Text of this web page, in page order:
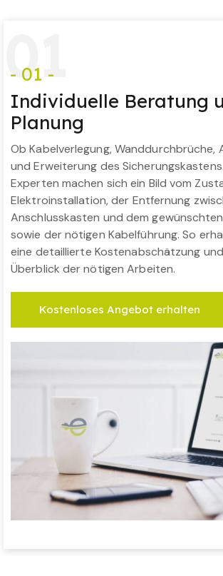
01
- 01 -
Individuelle Beratung
Planung
Ob Kabelverlegung, Wanddurchbrüche,
und Erweiterung des
Experten machen sich ein Bild vom
Elektroinstallation, der Entfernung
Anschlusskasten und dem
sowie der nötigen Kabelführung. So
eine detaillierte Kostenabschätzung
Überblick der nötigen Arbeiten.
Kostenloses Angebot erhalten